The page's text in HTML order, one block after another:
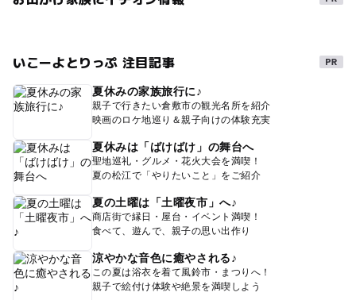
いこーよとりっぷ 注目記事
夏休みの家族旅行に♪
親子で行きたい倉敷市の観光名所を紹介
映画のロケ地巡り＆親子向けの体験充実
夏休みは「ばけばけ」の舞台へ
聖地巡礼・グルメ・花火大会を満喫！
夏の松江で「やりたいこと」をご紹介
夏の土曜は「土曜夜市」へ♪
商店街で縁日・屋台・イベント満喫！
食べて、遊んで、親子の思い出作り
涼やかな音色に癒やされる♪
この夏は浴衣を着て風鈴市・まつりへ！
親子で絵付け体験や絶景を満喫しよう